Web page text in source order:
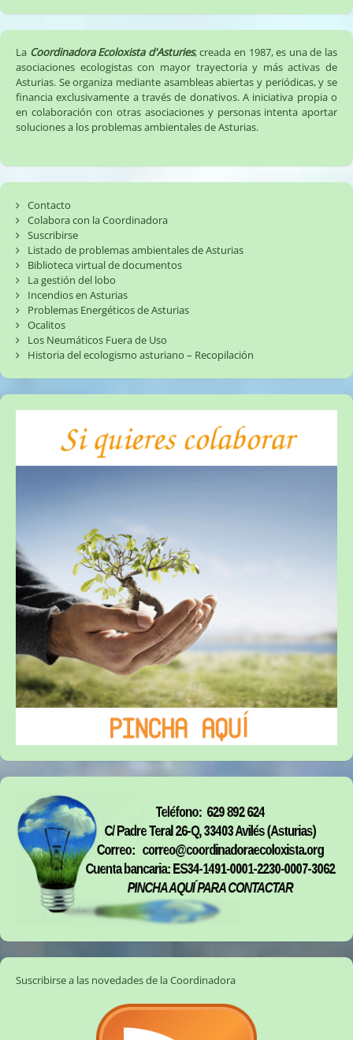
La Coordinadora Ecoloxista d'Asturies, creada en 1987, es una de las
asociaciones ecologistas con mayor trayectoria y más activas de
Asturias. Se organiza mediante asambleas abiertas y periódicas, y se
financia exclusivamente a través de donativos. A iniciativa propia o
en colaboración con otras asociaciones y personas intenta aportar
soluciones a los problemas ambientales de Asturias.
Contacto
Colabora con la Coordinadora
Suscribirse
Listado de problemas ambientales de Asturias
Biblioteca virtual de documentos
La gestión del lobo
Incendios en Asturias
Problemas Energéticos de Asturias
Ocalitos
Los Neumáticos Fuera de Uso
Historia del ecologismo asturiano – Recopilación
Suscribirse a las novedades de la Coordinadora